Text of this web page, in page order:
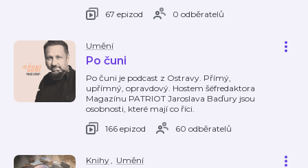
67 epizod
0 odběratelů
Umění
Po čuni
Po čuni je podcast z Ostravy. Přímý,
upřímný, opravdový. Hostem šéfredaktora
Magazínu PATRIOT Jaroslava Baďury jsou
osobnosti, které mají co říci.
166 epizod
60 odběratelů
Knihy, Umění